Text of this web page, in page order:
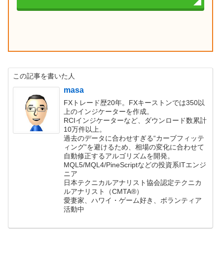
この記事を書いた人
masa
FXトレード歴20年。FXキーストンでは350以
上のインジケーターを作成。
RCIインジケーターなど、ダウンロード数累計
10万件以上。
過去のデータに合わせすぎる“カーブフィッテ
ィング”を避けるため、相場の変化に合わせて
自動修正するアルゴリズムを開発。
MQL5/MQL4/PineScriptなどの投資系ITエンジ
ニア
日本テクニカルアナリスト協会認定テクニカ
ルアナリスト（CMTA®）
愛妻家、ハワイ・ゲーム好き、ボランティア
活動中